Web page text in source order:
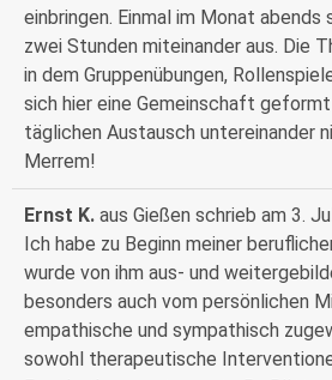
einbringen. Einmal im Monat
zwei Stunden miteinander aus. Die
in dem Gruppenübungen,
sich hier eine Gemeinschaft
täglichen Austausch untereinander
Merrem!
Ernst K. aus Gießen schrieb am 3.
Ich habe zu Beginn meiner
wurde von ihm aus- und
besonders auch vom persönlichen
empathische und sympathisch
sowohl therapeutische